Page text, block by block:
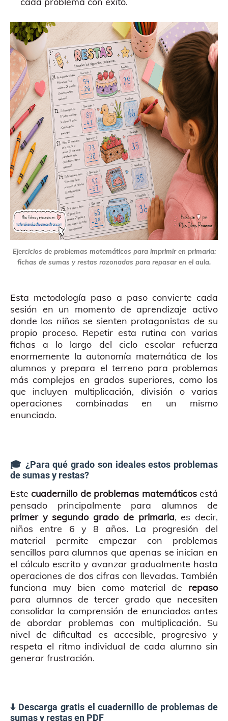
Ejercicios de problemas matemáticos para imprimir en primaria:
fichas de sumas y restas razonadas para repasar en el aula.
Esta metodología paso a paso convierte cada
sesión en un momento de aprendizaje activo
donde los niños se sienten protagonistas de su
propio proceso. Repetir esta rutina con varias
fichas a lo largo del ciclo escolar refuerza
enormemente la autonomía matemática de los
alumnos y prepara el terreno para problemas
más complejos en grados superiores, como los
que incluyen multiplicación, división o varias
operaciones combinadas en un mismo
enunciado.
🎓 ¿Para qué grado son ideales estos problemas
de sumas y restas?
Estecuadernillo de problemas matemáticosestá
pensado principalmente para alumnos de
primer y segundo grado de primaria, es decir,
niños entre 6 y 8 años. La progresión del
material permite empezar con problemas
sencillos para alumnos que apenas se inician en
el cálculo escrito y avanzar gradualmente hasta
operaciones de dos cifras con llevadas. También
funciona muy bien como material de repaso
para alumnos de tercer grado que necesiten
consolidar la comprensión de enunciados antes
de abordar problemas con multiplicación. Su
nivel de dificultad es accesible, progresivo y
respeta el ritmo individual de cada alumno sin
generar frustración.
⬇️ Descarga gratis el cuadernillo de problemas de
sumas y restas en PDF